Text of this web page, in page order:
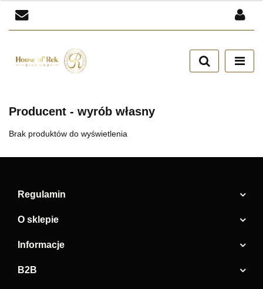
Zaloguj się
Zarejestruj się
Producent - wyrób własny
Brak produktów do wyświetlenia
Regulamin
O sklepie
Informacje
B2B